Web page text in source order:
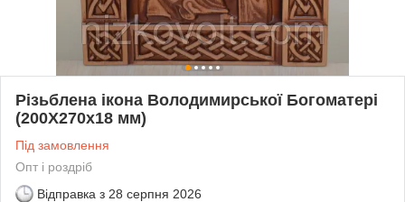
Різьблена ікона Володимирської Богоматері
(200Х270х18 мм)
Під замовлення
Опт і роздріб
Відправка з 28 серпня 2026